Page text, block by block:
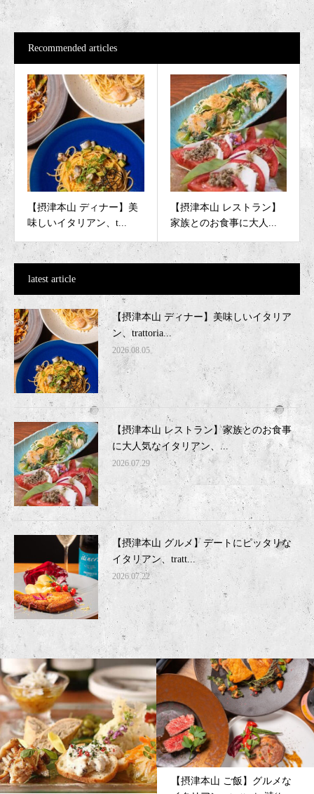
Recommended articles
【摂津本山 ディナー】美
味しいイタリアン、t...
【摂津本山 レストラン】
家族とのお食事に大人...
latest article
【摂津本山 ディナー】美味しいイタリア
ン、trattoria...
2026.08.05
【摂津本山 レストラン】家族とのお食事
に大人気なイタリアン、...
2026.07.29
【摂津本山 グルメ】デートにピッタリな
イタリアン、tratt...
2026.07.22
【摂津本山 ご飯】グルメな
摂津本山、岡本のお洒落なイ